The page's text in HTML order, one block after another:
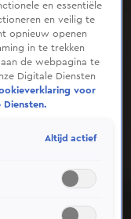
je huidige locatie
en essentiële
en veilig te
opnieuw openen
in te trekken
de webpagina te
Digitale Diensten
voor
Diensten.
Altijd actief